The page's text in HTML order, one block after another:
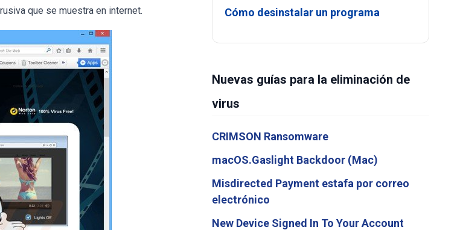
que se muestra en internet.
Cómo desinstalar un programa
Nuevas guías para la eliminación de
virus
CRIMSON Ransomware
macOS.Gaslight Backdoor (Mac)
Misdirected Payment estafa por correo
electrónico
New Device Signed In To Your Account